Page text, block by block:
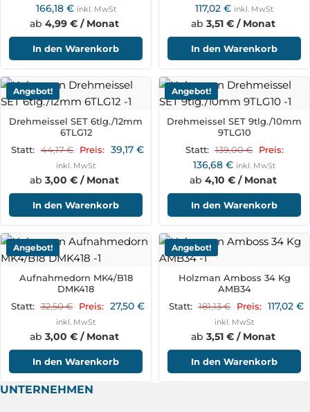
166,18 € inkl. MwSt
ab 4,99 € / Monat
In den Warenkorb
117,02 € inkl. MwSt
ab 3,51 € / Monat
In den Warenkorb
Angebot!
Drehmeissel SET 6tlg./12mm
6TLG12
Statt: 44,17€ Preis: 39,17 €
inkl. MwSt
ab 3,00 € / Monat
In den Warenkorb
Angebot!
Drehmeissel SET 9tlg./10mm
9TLG10
Statt: 139,00€ Preis:
136,68 € inkl. MwSt
ab 4,10 € / Monat
In den Warenkorb
Angebot!
Aufnahmedorn MK4/B18
DMK418
Statt: 32,50€ Preis: 27,50 €
inkl. MwSt
ab 3,00 € / Monat
In den Warenkorb
Angebot!
Holzman Amboss 34 Kg
AMB34
Statt: 181,13€ Preis: 117,02 €
inkl. MwSt
ab 3,51 € / Monat
In den Warenkorb
UNTERNEHMEN